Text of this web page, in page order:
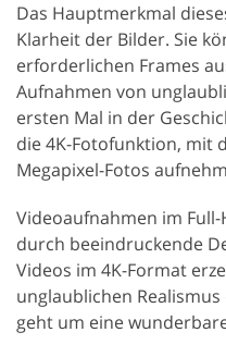
Das Hauptmerkmal
Klarheit der Bilder. Sie
erforderlichen Frames
Aufnahmen von
ersten Mal in der
die 4K-Fotofunktion, mit
Megapixel-Fotos
Videoaufnahmen im
durch beeindruckende
Videos im 4K-Format
unglaublichen Realismus
geht um eine